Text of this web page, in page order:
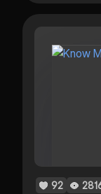
92